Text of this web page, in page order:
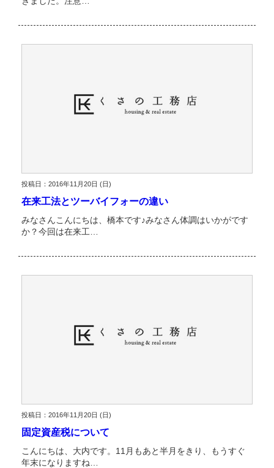
投稿日：2016年11月20日 (日)
在来工法とツーバイフォーの違い
みなさんこんにちは、橋本です♪みなさん体調はいかがです
か？今回は在来工…
投稿日：2016年11月20日 (日)
固定資産税について
こんにちは、大内です。11月もあと半月をきり、もうすぐ
年末になりますね…